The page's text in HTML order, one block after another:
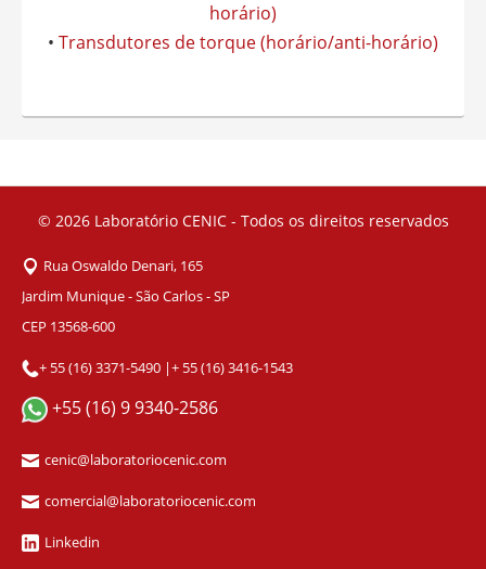
horário)
• Transdutores de torque (horário/anti-horário)
© 2026 Laboratório CENIC - Todos os direitos reservados
Rua Oswaldo Denari, 165
Jardim Munique - São Carlos - SP
CEP 13568-600
+ 55 (16) 3371-5490 |+ 55 (16) 3416-1543
+55 (16) 9 9340-2586
cenic@laboratoriocenic.com
comercial@laboratoriocenic.com
Linkedin